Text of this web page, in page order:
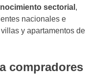
sectorial ,
nacionales e
y apartamentos de
compradores